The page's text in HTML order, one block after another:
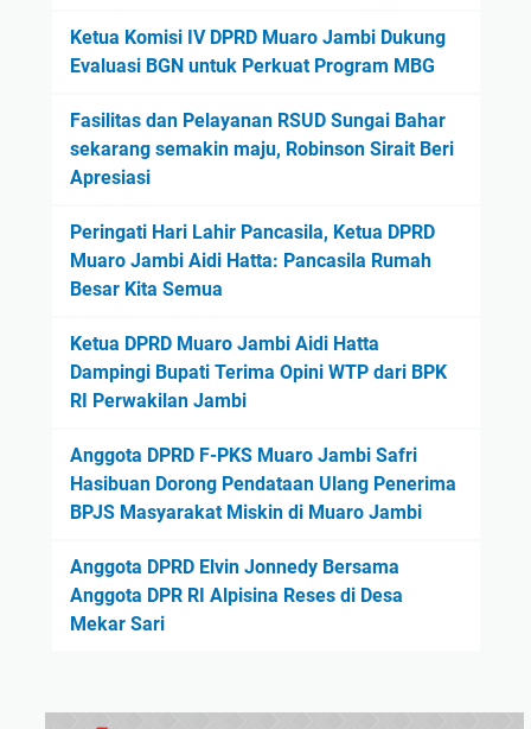
Ketua Komisi IV DPRD Muaro Jambi Dukung
Evaluasi BGN untuk Perkuat Program MBG
Fasilitas dan Pelayanan RSUD Sungai Bahar
sekarang semakin maju, Robinson Sirait Beri
Apresiasi
Peringati Hari Lahir Pancasila, Ketua DPRD
Muaro Jambi Aidi Hatta: Pancasila Rumah
Besar Kita Semua
Ketua DPRD Muaro Jambi Aidi Hatta
Dampingi Bupati Terima Opini WTP dari BPK
RI Perwakilan Jambi
Anggota DPRD F-PKS Muaro Jambi Safri
Hasibuan Dorong Pendataan Ulang Penerima
BPJS Masyarakat Miskin di Muaro Jambi
Anggota DPRD Elvin Jonnedy Bersama
Anggota DPR RI Alpisina Reses di Desa
Mekar Sari